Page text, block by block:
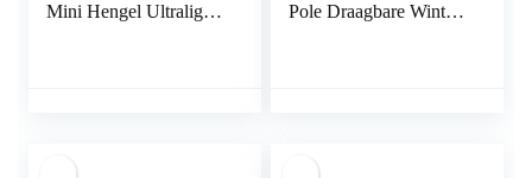
Mini Hengel Ultralight
Pole Draagbare Winter